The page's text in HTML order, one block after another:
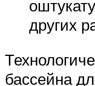
других
бассейна